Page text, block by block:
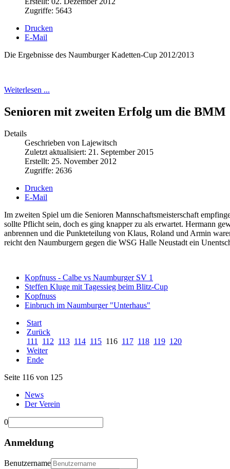
Zugriffe: 5643
Drucken
E-Mail
Die Ergebnisse des Naumburger Kadetten-Cup 2012/2013
Weiterlesen ...
Senioren mit zweiten Erfolg um die BMM
Details
Geschrieben von Lajewitsch
Zuletzt aktualisiert: 21. September 2015
Erstellt: 25. November 2012
Zugriffe: 2636
Drucken
E-Mail
Im zweiten Spiel um die Senioren Mannschaftsmeisterschaft
sollte Pflicht sein, doch es ging knapper zu als erwartet. Hermann
anbrennen und die Punkteteilung von Klaus, Roland und Armin
reicht den Naumburgern gegen die WSG Halle Neustadt ein
Kopfnuss - Calbe vs Naumburger SV 1
Steffen Kluge mit Tagessieg beim Blitz-Cup
Kopfnuss
Einbruch im Naumburger "Unterhaus"
Start
Zurück
111
112 113 114 115 116 117 118 119 120
Weiter
Ende
Seite 116 von 125
News
Der Verein
0
Anmeldung
Benutzername